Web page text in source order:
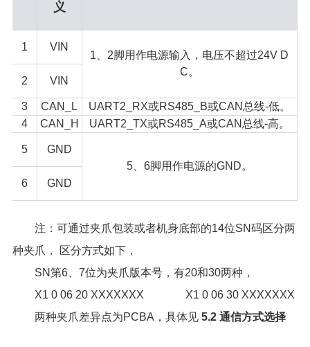
义
1 VIN
1、2脚用作电源输入，电压不超过24V D
C。
2 VIN
3 CAN_L
UART2_RX或RS485_B或CAN总线-低。
4
CAN_H UART2_TX或RS485_A或CAN总线-高。
5
GND
5、6脚用作电源的GND。
6
GND
注：可通过夹爪包装或者机身底部的14位SN码区分两
种夹爪， 区分方式如下，
SN第6、7位为夹爪版本号，有20和30两种，
X1 0 06 20 XXXXXXX X1 0 06 30 XXXXXXX
两种夹爪差异点为PCBA，具体见 5.2 通信方式选择